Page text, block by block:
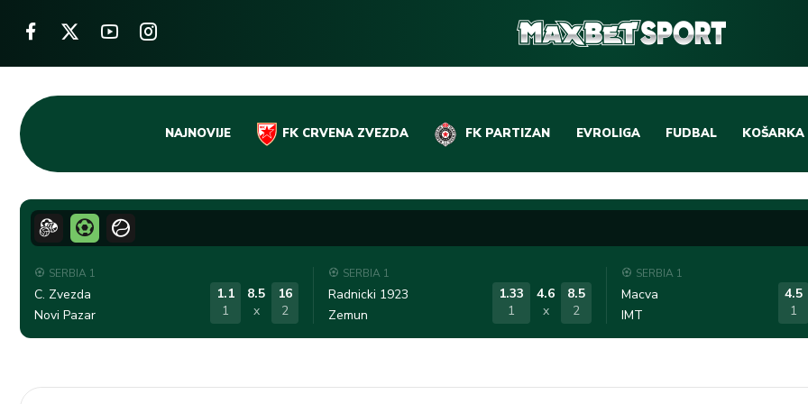
Skip
content
NAJNOVIJE FK CRVENA ZVEZDA FK PARTIZAN EVROLIGA FUDBAL
DOMAĆI FUDBAL
LIGE PETICE
KOŠARKA
EVROLIGA
ABA LIGA
SERBIA 1
C. Zvezda
Novi Pazar
1.1
1
8.5
x
16
2
SERBIA 1
Radnicki 1923
Zemun
1.33
1
4.6
x
8.5
2
SERBIA 1
Macva
IMT
4.5
1